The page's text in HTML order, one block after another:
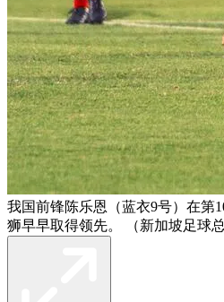
我国前锋陈乐恩（蓝衣9号）在第
狮早早取得领先。 （新加坡足球总